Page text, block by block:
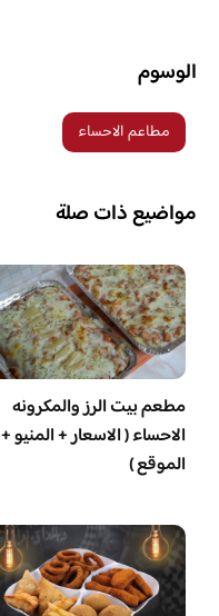
الوسوم
مطاعم الاحساء
مواضيع ذات صلة
مطعم بيت الرز والمكرونه
الاحساء ( الاسعار + المنيو +
الموقع )